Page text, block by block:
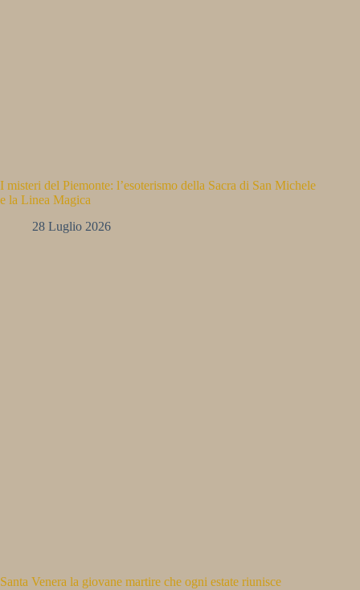
I misteri del Piemonte: l’esoterismo della Sacra di San Michele
e la Linea Magica
28 Luglio 2026
Santa Venera la giovane martire che ogni estate riunisce